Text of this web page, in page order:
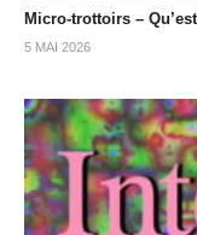
Micro-trottoirs –
5 MAI 2026